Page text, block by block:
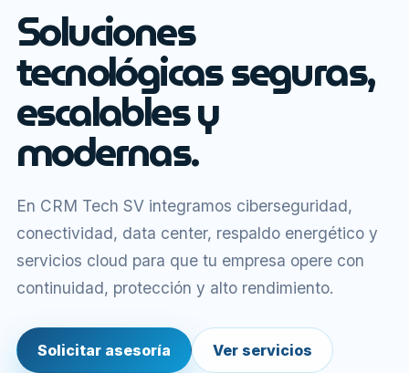
Soluciones
tecnológicas seguras,
escalables y
modernas.
En CRM Tech SV integramos ciberseguridad,
conectividad, data center, respaldo energético y
servicios cloud para que tu empresa opere con
continuidad, protección y alto rendimiento.
Solicitar asesoría Ver servicios